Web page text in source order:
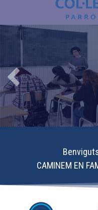
Benviguts
CAMINEM EN